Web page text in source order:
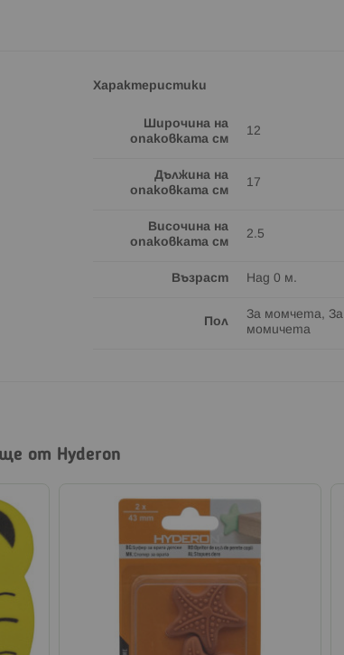
Характеристики
Широчина на
опаковката см
12
Дължина на
опаковката см
17
Височина на
опаковката см
2.5
Възраст Над 0 м.
Пол
За момчета, За
момичета
от Hyderon